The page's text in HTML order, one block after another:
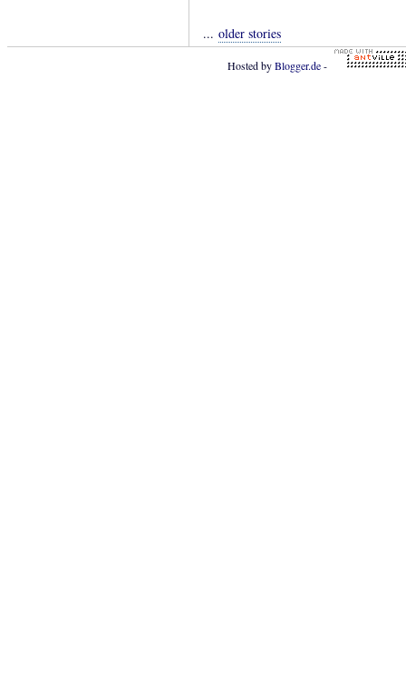
... older stories
Hosted byBlogger.de-